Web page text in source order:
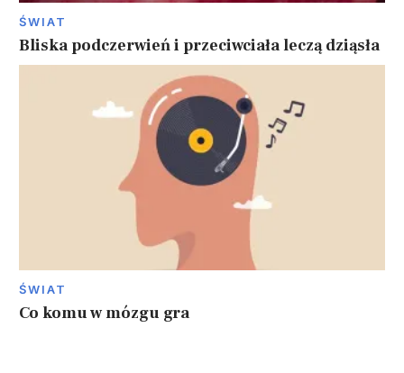
ŚWIAT
Bliska podczerwień i przeciwciała leczą dziąsła
ŚWIAT
Co komu w mózgu gra